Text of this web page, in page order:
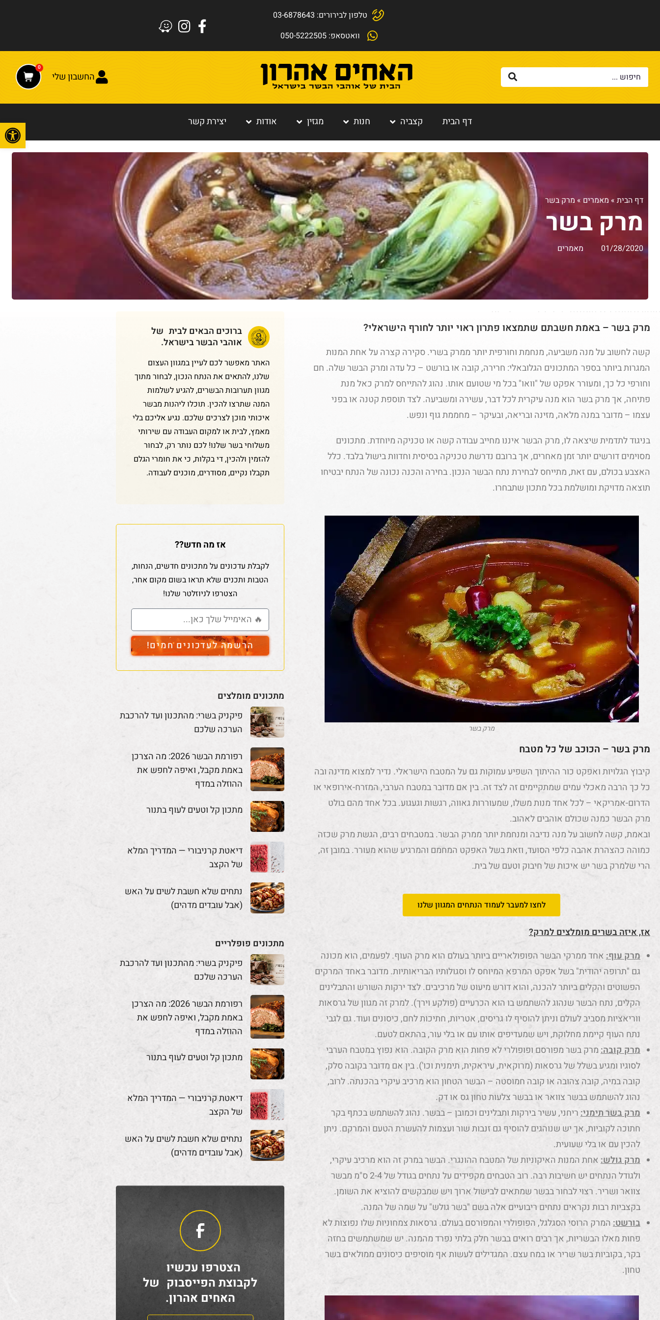
טלפון לבירורים: 03-6878643
וואטסאפ: 050-5222505
החשבון שלי
0
דף הבית קצביה חנות מגזין אודות יצירת קשר
דף הבית » מאמרים »מרק בשר
מרק בשר
01/28/2020 מאמרים
מרק בשר – באמת חשבתם שתמצאו פתרון ראוי יותר לחורף הישראלי?
קשה לחשוב על מנה משביעה, מנחמת וחורפית יותר ממרק בשרי. סקירה קצרה על אחת המנות
המגרות ביותר בספר המתכונים הגלובאלי: חרירה, קובה או בורשט – כל עדה ומרק הבשר שלה. חם
וחורפי כל כך, ומעורר אפקט של "וואו" בכל מי שטועם אותו. נהוג להתייחס למרק כאל מנת
פתיחה, אך מרק בשר הוא מנה עיקרית לכל דבר, עשירה ומשביעה. לצד תוספת קטנה או בפני
עצמו – מדובר במנה מלאה, מזינה ובריאה, ובעיקר – מחממת גוף ונפש.
בניגוד לתדמית שיצאה לו, מרק הבשר איננו מחייב עבודה קשה או טכניקה מיוחדת. מתכונים
מסוימים דורשים יותר זמן מאחרים, אך ברובם נדרשת טכניקה בסיסית וחדוות בישול בלבד. כלל
האצבע בכולם, עם זאת, מתייחס לבחירת נתח הבשר הנכון. בחירה והכנה נכונה של הנתח יבטיחו
תוצאה מדויקת ומושלמת בכל מתכון שתבחרו.
מרק בשר
מרק בשר – הכוכב של כל מטבח
קיבוץ הגלויות ואפקט כור ההיתוך השפיע עמוקות גם על המטבח הישראלי. נדיר למצוא מדינה ובה
כל כך הרבה מאכלי עמים שמתקיימים זה לצד זה. בין אם מדובר במטבח הערבי, המזרח-אירופאי או
הדרום-אמריקאי – לכל אחד מנות משלו, שמעוררות גאווה, רגשות וגעגוע. בכל אחד מהם בולט
מרק הבשר כמנה שכולם אוהבים לאהוב.
ובאמת, קשה לחשוב על מנה נדיבה ומנחמת יותר ממרק הבשר. במטבחים רבים, הגשת מרק שכזה
כמוהה כהצהרת אהבה כלפי הסועד, וזאת בשל האפקט המחמם והמרגיע שהוא מעורר. במובן זה,
הרי שלמרק בשר יש איכות של חיבוק וטעם של בית.
לחצו למעבר לעמוד הנתחים המגוון שלנו
אז, איזה בשרים מומלצים למרק?
מרק עוף:אחד ממרקי הבשר הפופולאריים ביותר בעולם הוא מרק העוף. לפעמים, הוא מכונה
גם "תרופה יהודית" בשל אפקט המרפא המיוחס לו וסגולותיו הבריאותיות. מדובר באחד המרקים
הפשוטים והקלים ביותר להכנה, והוא דורש מיעוט של מרכיבים. לצד ירקות השורש והתבלינים
הקלים, נתח הבשר שנהוג להשתמש בו הוא הכרעיים (פולקע וירך). למרק זה מגוון של גרסאות
ווריאציות מסביב לעולם וניתן להוסיף לו גריסים, אטריות, חתיכות לחם, כיסונים ועוד. גם לגבי
נתח העוף קיימת מחלוקת, ויש שמעדיפים אותו עם או בלי עור, בהתאם לטעם.
מרק קובה:מרק בשר מפורסם ופופולרי לא פחות הוא מרק הקובה. הוא נפוץ במטבח הערבי
לסוגיו ומגיע בשלל של גרסאות (מרוקאית, עיראקית, תימנית וכו'). בין אם מדובר בקובה סלק,
קובה במיה, קובה צהובה או קובה חמוסטה – הבשר הטחון הוא מרכיב עיקרי בהכנתה. לרוב,
נהוג להשתמש בבשר צוואר או בבשר צלעות טחון גס או דק.
מרק בשר תימני:ריחני, עשיר בירקות ותבלינים וכמובן – בבשר. נהוג להשתמש בכתף בקר
חתוכה לקוביות, אך יש שנוהגים להוסיף גם זנבות שור ועצמות להעשרת הטעם והמרקם. ניתן
להכין עם או בלי שעועית.
מרק גולש:אחת המנות האיקוניות של המטבח ההונגרי. הבשר במרק זה הוא מרכיב עיקרי,
ולגודל הנתחים יש חשיבות רבה. רוב הטבחים מקפידים על נתחים בגודל של 2-4 ס"מ מבשר
צוואר ושריר. רצוי לבחור בבשר שמתאים לבישול ארוך ויש שמבקשים להוציא את השומן.
בקצביות רבות נקראים נתחים ריבועיים אלה בשם "בשר גולש" על שמה של המנה.
בורשט:המרק הרוסי הסגלגל, הפופולרי והמפורסם בעולם. גרסאות צמחוניות שלו נפוצות לא
פחות מאלו הבשריות, אך רבים רואים בבשר חלק בלתי נפרד מהמנה. יש שמשתמשים בחזה
בקר, בקוביות בשר שריר או במח עצם. המגדילים לעשות אף מוסיפים כיסונים ממולאים בשר
טחון.
ברוכים הבאים לבית של
אוהבי הבשר בישראל.
האתר מאפשר לכם לעיין במגוון העצום
שלנו, להתאים את הנתח הנכון, לבחור מתוך
מגוון תערובות הבשרים, להגיע לשלמות
המנה שתרצו להכין. תוכלו ליהנות מבשר
איכותי מוכן לצרכים שלכם. נגיע אליכם בלי
מאמץ, לבית או למקום העבודה עם שירותי
משלוחי בשר שלנו! לכם נותר רק, לבחור
להזמין ולהכין, די בקלות, כי את חומרי הגלם
תקבלו נקיים, מסודרים, מוכנים לעבודה.
אז מה חדש??
לקבלת עדכונים על מתכונים חדשים, הנחות,
הטבות ותכנים שלא תראו בשום מקום אחר,
הצטרפו לניוזלטר שלנו!
הרשמה לעדכונים חמים!
מתכונים מומלצים
פיקניק בשרי: מהתכנון ועד להרכבת
הערכה שלכם
רפורמת הבשר 2026: מה הצרכן
באמת מקבל, ואיפה לחפש את
ההוזלה במדף
מתכון קל וטעים לעוף בתנור
דיאטת קרניבורי — המדריך המלא
של הקצב
נתחים שלא חשבת לשים על האש
(אבל עובדים מדהים)
מתכונים פופלריים
פיקניק בשרי: מהתכנון ועד להרכבת
הערכה שלכם
רפורמת הבשר 2026: מה הצרכן
באמת מקבל, ואיפה לחפש את
ההוזלה במדף
מתכון קל וטעים לעוף בתנור
דיאטת קרניבורי — המדריך המלא
של הקצב
נתחים שלא חשבת לשים על האש
(אבל עובדים מדהים)
הצטרפו עכשיו
לקבוצת הפייסבוק של
האחים אהרון.